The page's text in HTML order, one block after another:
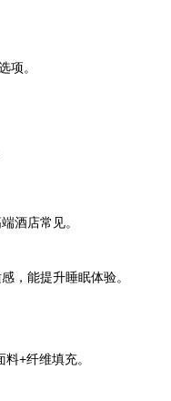
项。
酒店常见。
，能提升睡眠体验。
+纤维填充。